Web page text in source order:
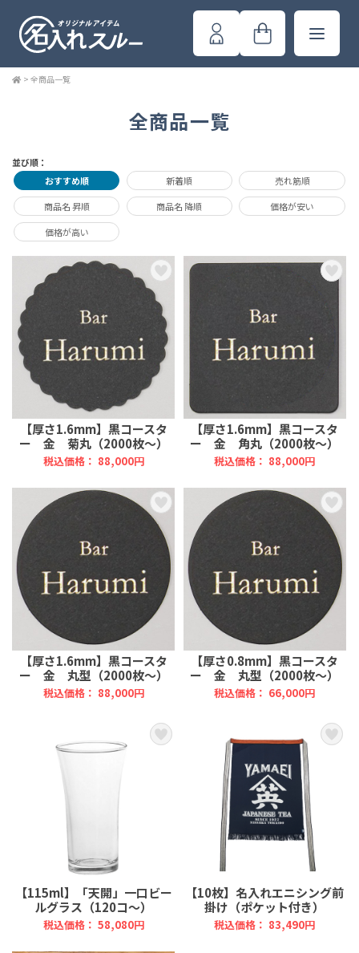
> 全商品一覧
全商品一覧
並び順：
おすすめ順
新着順 売れ筋順
商品名 昇順 商品名 降順 価格が安い
価格が高い
【厚さ1.6mm】黒コースタ
ー 金 菊丸（2000枚～）
税込価格： 88,000円
【厚さ1.6mm】黒コースタ
ー 金 角丸（2000枚～）
税込価格： 88,000円
【厚さ1.6mm】黒コースタ
ー 金 丸型（2000枚～）
税込価格： 88,000円
【厚さ0.8mm】黒コースタ
ー 金 丸型（2000枚～）
税込価格： 66,000円
【115ml】「天開」一口ビー
ルグラス（120コ～）
税込価格： 58,080円
【10枚】名入れエニシング前
掛け（ポケット付き）
税込価格： 83,490円